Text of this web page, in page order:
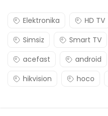
Elektronika HD TV
Simsiz
Smart TV
acefast
android
hikvision
hoco